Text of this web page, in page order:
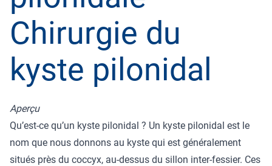
Chirurgie du
kyste pilonidal
Aperçu
Qu’est-ce qu’un kyste pilonidal ? Un kyste pilonidal est le
nom que nous donnons au kyste qui est généralement
situés près du coccyx, au-dessus du sillon inter-fessier. Ces